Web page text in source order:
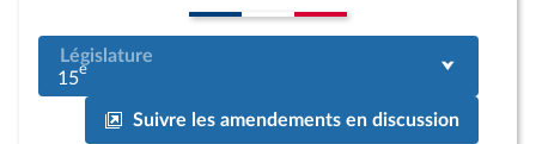
Législature
15e
Suivre les amendements en discussion